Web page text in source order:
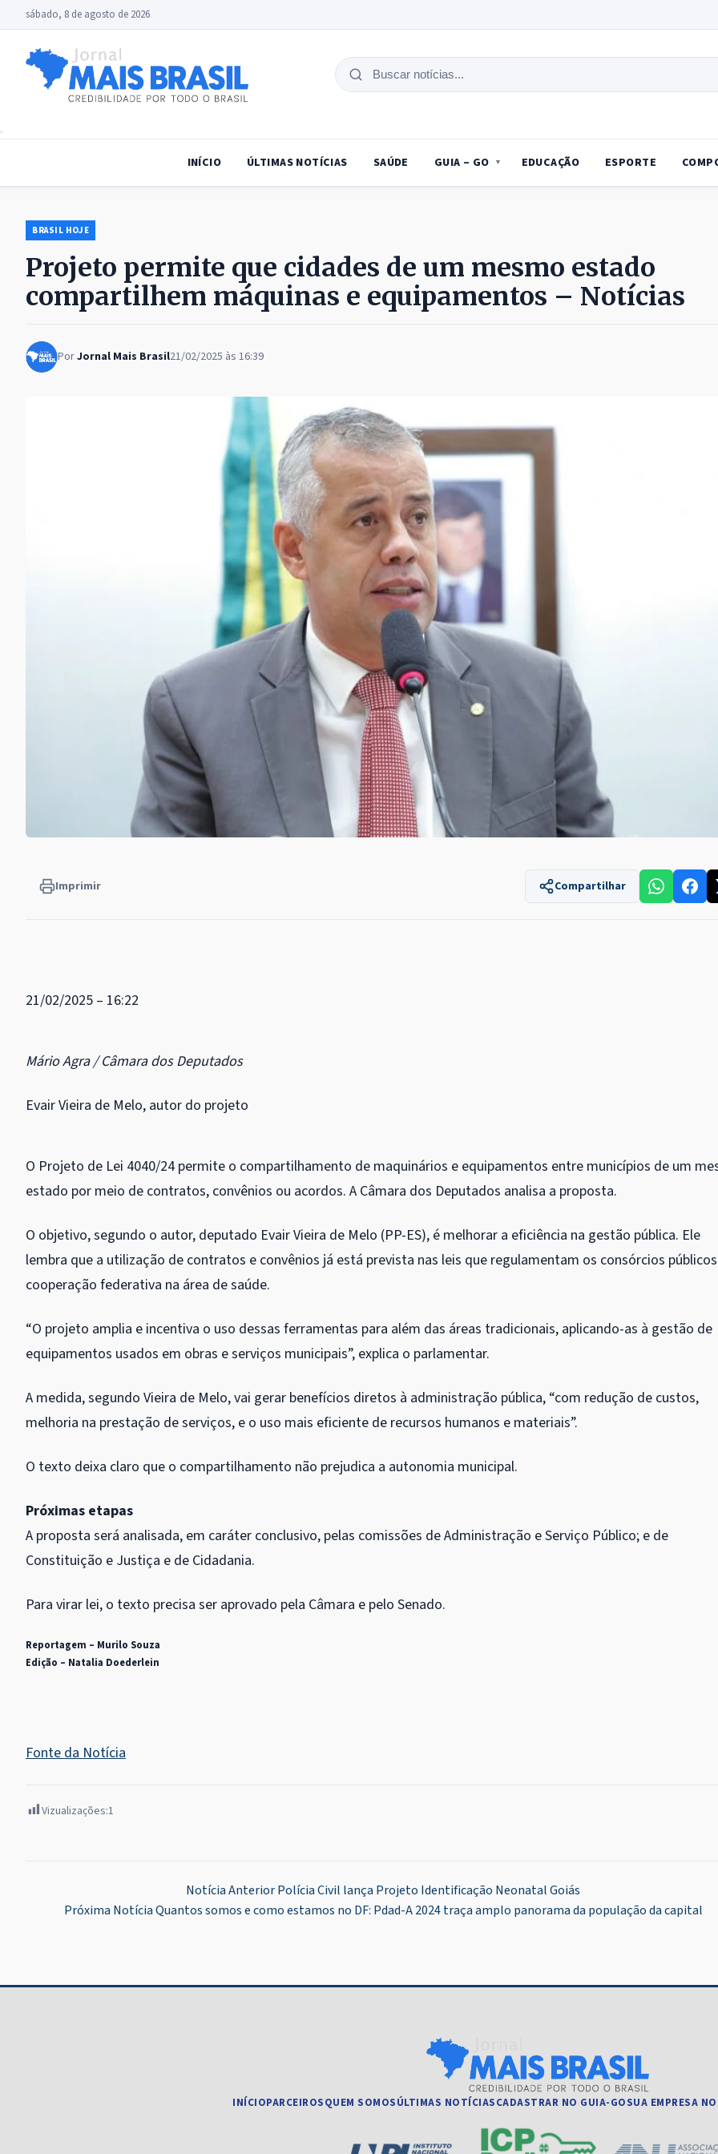
sábado, 8 de agosto de 2026
Buscar
INÍCIO ÚLTIMAS NOTÍCIAS SAÚDE GUIA – GO EDUCAÇÃO ESPORTE
BRASIL HOJE
Projeto permite que cidades de um mesmo estado
compartilhem máquinas e equipamentos – Notícias
PorJornal Mais Brasil21/02/2025 às 16:39
Imprimir Compartilhar
21/02/2025 – 16:22
Mário Agra / Câmara dos Deputados
Evair Vieira de Melo, autor do projeto
O Projeto de Lei 4040/24 permite o compartilhamento de maquinários e equipamentos entre municípios de um
estado por meio de contratos, convênios ou acordos. A Câmara dos Deputados analisa a proposta.
O objetivo, segundo o autor, deputado Evair Vieira de Melo (PP-ES), é melhorar a eficiência na gestão pública. Ele
lembra que a utilização de contratos e convênios já está prevista nas leis que regulamentam os consórcios
cooperação federativa na área de saúde.
“O projeto amplia e incentiva o uso dessas ferramentas para além das áreas tradicionais, aplicando-as à gestão de
equipamentos usados em obras e serviços municipais”, explica o parlamentar.
A medida, segundo Vieira de Melo, vai gerar benefícios diretos à administração pública, “com redução de custos,
melhoria na prestação de serviços, e o uso mais eficiente de recursos humanos e materiais”.
O texto deixa claro que o compartilhamento não prejudica a autonomia municipal.
Próximas etapas
A proposta será analisada, em caráter conclusivo, pelas comissões de Administração e Serviço Público; e de
Constituição e Justiça e de Cidadania.
Para virar lei, o texto precisa ser aprovado pela Câmara e pelo Senado.
Reportagem – Murilo Souza
Edição – Natalia Doederlein
Fonte da Notícia
Vizualizações:1
Notícia AnteriorPolícia Civil lança Projeto Identificação Neonatal Goiás
Próxima NotíciaQuantos somos e como estamos no DF: Pdad-A 2024 traça amplo panorama da população da capital
INÍCIOPARCEIROSQUEM SOMOSÚLTIMAS NOTÍCIASCADASTRAR NO GUIA-GOSUA EMPRESA